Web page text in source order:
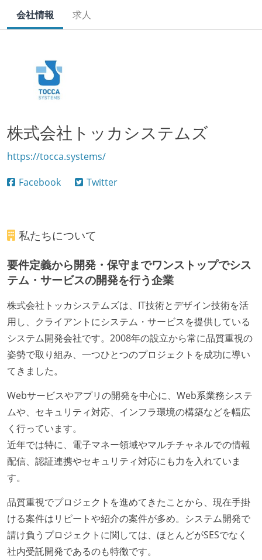
会社情報 求人
株式会社トッカシステムズ
https://tocca.systems/
Facebook
Twitter
私たちについて
要件定義から開発・保守までワンストップでシス
テム・サービスの開発を行う企業
株式会社トッカシステムズは、IT技術とデザイン技術を活
用し、クライアントにシステム・サービスを提供している
システム開発会社です。2008年の設立から常に品質重視の
姿勢で取り組み、一つひとつのプロジェクトを成功に導い
てきました。
Webサービスやアプリの開発を中心に、Web系業務システ
ムや、セキュリティ対応、インフラ環境の構築などを幅広
く行っています。
近年では特に、電子マネー領域やマルチチャネルでの情報
配信、認証連携やセキュリティ対応にも力を入れていま
す。
品質重視でプロジェクトを進めてきたことから、現在手掛
ける案件はリピートや紹介の案件が多め。システム開発で
請け負うプロジェクトに関しては、ほとんどがSESでなく
社内受託開発であるのも特徴です。